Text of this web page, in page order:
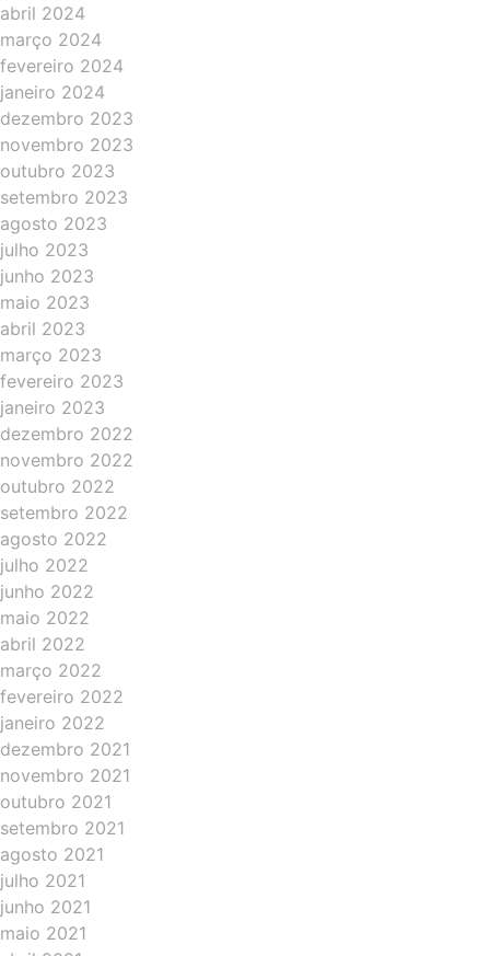
abril 2024
março 2024
fevereiro 2024
janeiro 2024
dezembro 2023
novembro 2023
outubro 2023
setembro 2023
agosto 2023
julho 2023
junho 2023
maio 2023
abril 2023
março 2023
fevereiro 2023
janeiro 2023
dezembro 2022
novembro 2022
outubro 2022
setembro 2022
agosto 2022
julho 2022
junho 2022
maio 2022
abril 2022
março 2022
fevereiro 2022
janeiro 2022
dezembro 2021
novembro 2021
outubro 2021
setembro 2021
agosto 2021
julho 2021
junho 2021
maio 2021